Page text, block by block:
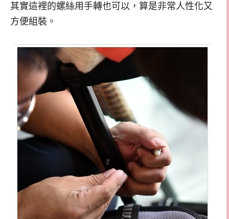
其實這裡的螺絲用手轉也可以，算是非常人性化又
方便組裝。